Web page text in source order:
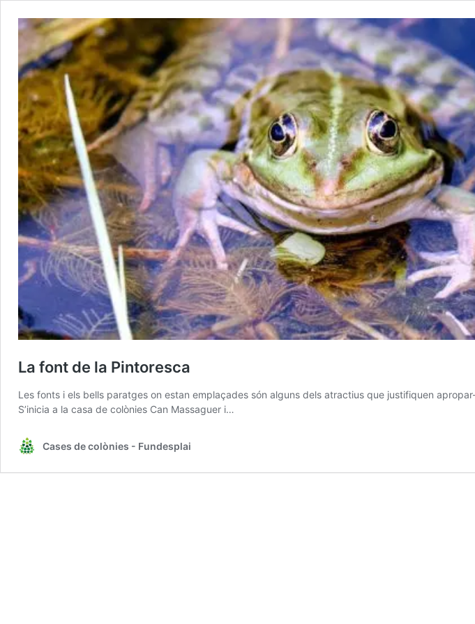
La font de la Pintoresca
Les fonts i els bells paratges on estan emplaçades són alguns dels atractius que justifiquen
S’inicia a la casa de colònies Can Massaguer i…
Cases de colònies - Fundesplai